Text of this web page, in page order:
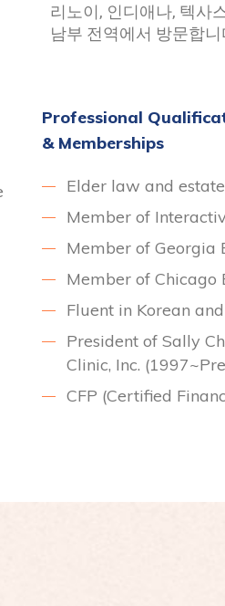
리노이, 인디애나, 텍사
남부 전역에서 방문합니
Professional
& Memberships
Elder law and
Member of
Member of Georgia
Member of Chicago
Fluent in Korean
President of Sally
Clinic, Inc.
CFP (Certified